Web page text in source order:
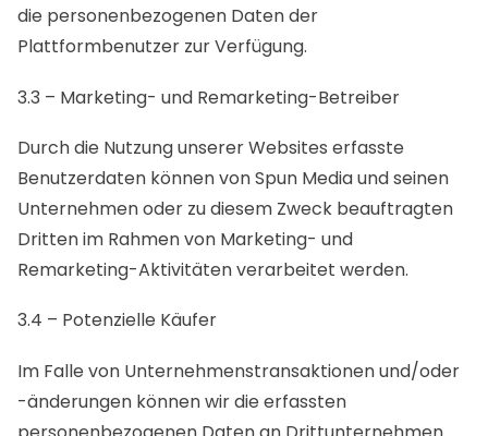
die personenbezogenen Daten der
Plattformbenutzer zur Verfügung.
3.3 – Marketing- und Remarketing-Betreiber
Durch die Nutzung unserer Websites erfasste
Benutzerdaten können von Spun Media und seinen
Unternehmen oder zu diesem Zweck beauftragten
Dritten im Rahmen von Marketing- und
Remarketing-Aktivitäten verarbeitet werden.
3.4 – Potenzielle Käufer
Im Falle von Unternehmenstransaktionen und/oder
-änderungen können wir die erfassten